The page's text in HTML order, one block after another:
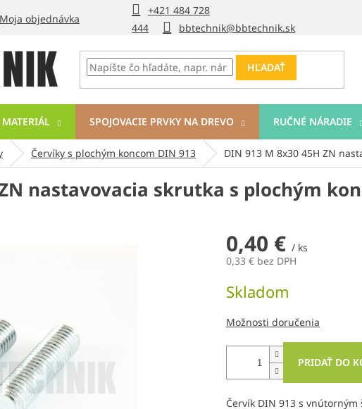
+421 484 728
444
bbtechnik@bbtechnik.sk
Moja objednávka
HĽADAŤ
SPOJOVACIE PRVKY NA DREVO RUČNÉ NÁRADIE
Červíky s plochým koncom DIN 913 DIN 913 M 8x30 45H ZN
nastavovacia skrutka s plochým
0,40 € / ks
0,33 € bez DPH
cena:
Skladom
Možnosti doručenia
PRIDAŤ DO
Červík DIN 913 s